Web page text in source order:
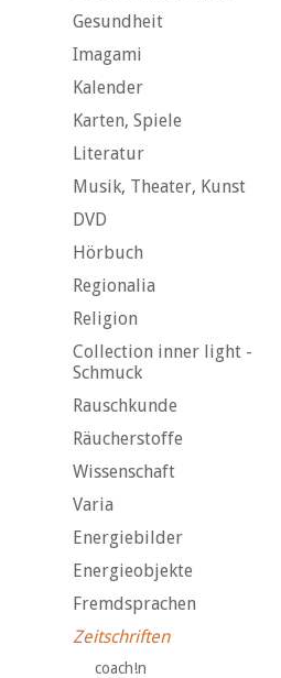
Gesundheit
Imagami
Kalender
Karten, Spiele
Literatur
Musik, Theater, Kunst
DVD
Hörbuch
Regionalia
Religion
Collection inner light -
Schmuck
Rauschkunde
Räucherstoffe
Wissenschaft
Varia
Energiebilder
Energieobjekte
Fremdsprachen
Zeitschriften
coach!n